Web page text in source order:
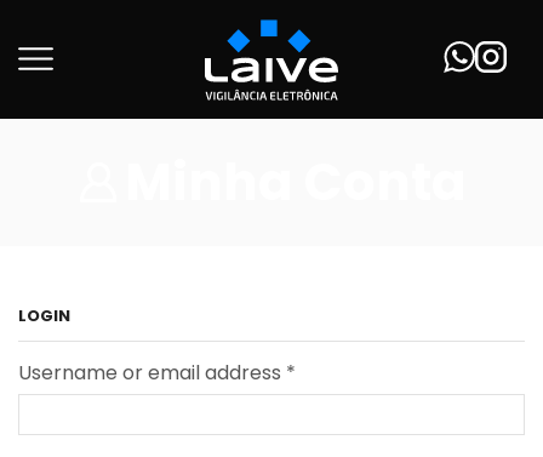
LOGIN
Username or email address *